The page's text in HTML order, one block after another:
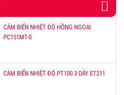
CẢM BIẾN NHIỆT ĐỘ HỒNG NGOẠI
PC151MT-0
CẢM BIẾN NHIỆT ĐỘ PT100 3 DÂY ET211